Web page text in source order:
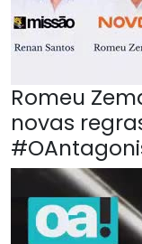
Romeu
novas